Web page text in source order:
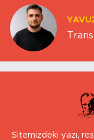
Sitemizdeki yazı,